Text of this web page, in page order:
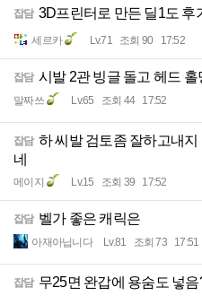
잡담 3D프린터로 만든 딜1도 후
세르카 Lv.71 조회 90 17:52
잡담 시발 2관 빙글 돌고 헤드 홀
말짜쓰 Lv.65 조회 44 17:52
잡담 하 씨발 검토좀 잘하고내
네
메이지 Lv.15 조회 39 17:52
잡담 벨가 좋은 캐릭은
아재아닙니다 Lv.81 조회 73 17:51
잡담 무25면 완갑에 용숨도 넣음